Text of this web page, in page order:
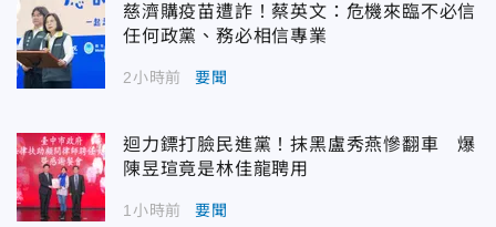
慈濟購疫苗遭詐！蔡英文：危機來臨不必信
任何政黨、務必相信專業
2小時前 要聞
迴力鏢打臉民進黨！抹黑盧秀燕慘翻車 爆
陳昱瑄竟是林佳龍聘用
1小時前 要聞